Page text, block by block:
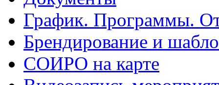
График. Программы.
Брендирование и
СОИРО на карте